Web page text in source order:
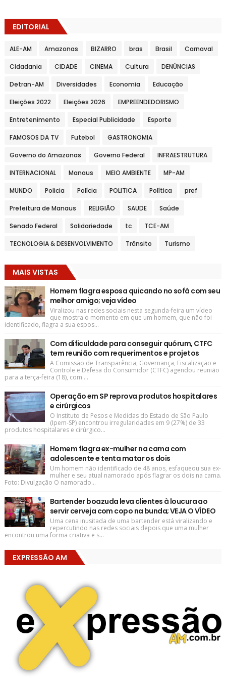
EDITORIAL
ALE-AM Amazonas BIZARRO bras Brasil Carnaval
Cidadania CIDADE CINEMA Cultura DENÚNCIAS
Detran-AM Diversidades Economia Educação
Eleições 2022 Eleições 2026 EMPREENDEDORISMO
Entretenimento Especial Publicidade Esporte
FAMOSOS DA TV Futebol GASTRONOMIA
Governo do Amazonas Governo Federal INFRAESTRUTURA
INTERNACIONAL Manaus MEIO AMBIENTE MP-AM
MUNDO Policia Polícia POLITICA Política pref
Prefeitura de Manaus RELIGIÃO SAUDE Saúde
Senado Federal Solidariedade tc TCE-AM
TECNOLOGIA & DESENVOLVIMENTO Trânsito Turismo
MAIS VISTAS
Homem flagra esposa quicando no sofá com seu
melhor amigo; veja vídeo
Viralizou nas redes sociais nesta segunda-feira um vídeo
que mostra o momento em que um homem, que não foi
identificado, flagra a sua espos...
Com dificuldade para conseguir quórum, CTFC
tem reunião com requerimentos e projetos
A Comissão de Transparência, Governança, Fiscalização e
Controle e Defesa do Consumidor (CTFC) agendou reunião
para a terça-feira (18), com ...
Operação em SP reprova produtos hospitalares
e cirúrgicos
O Instituto de Pesos e Medidas do Estado de São Paulo
(Ipem-SP) encontrou irregularidades em 9 (27%) de 33
produtos hospitalares e cirúrgico...
Homem flagra ex-mulher na cama com
adolescente e tenta matar os dois
Um homem não identificado de 48 anos, esfaqueou sua ex-
mulher e seu atual namorado após flagrar os dois na cama.
Foto: Divulgação O namorado...
Bartender boazuda leva clientes à loucura ao
servir cerveja com copo na bunda; VEJA O VÍDEO
Uma cena inusitada de uma bartender está viralizando e
repercutindo nas redes sociais depois que uma mulher
encontrou uma forma criativa e s...
EXPRESSÃO AM